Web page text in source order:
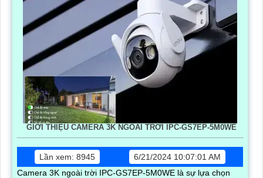
GIỚI THIỆU CAMERA 3K NGOÀI TRỜI IPC-GS7EP-5M0WE
Lần xem: 8945
6/21/2024 10:07:01 AM
Camera 3K ngoài trời IPC-GS7EP-5M0WE là sự lựa chọn